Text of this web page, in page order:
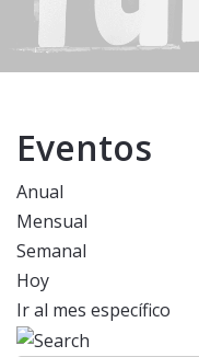
Eventos
Anual
Mensual
Semanal
Hoy
Ir al mes específico